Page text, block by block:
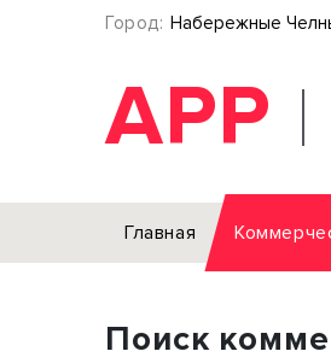
Город: Набережные
АРР
Главная
Офис
Поиск